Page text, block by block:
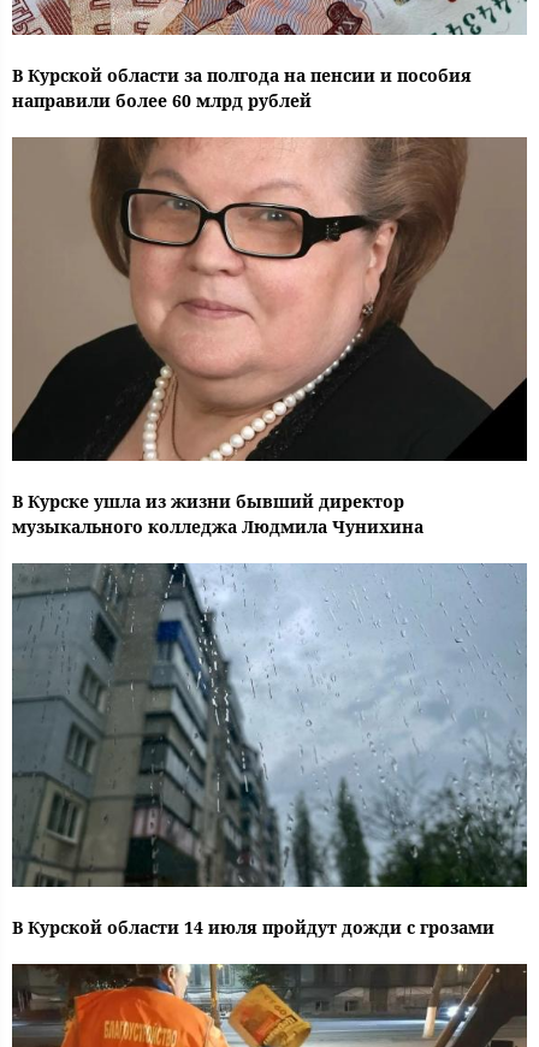
В Курской области за полгода на пенсии и пособия
направили более 60 млрд рублей
В Курске ушла из жизни бывший директор
музыкального колледжа Людмила Чунихина
В Курской области 14 июля пройдут дожди с грозами